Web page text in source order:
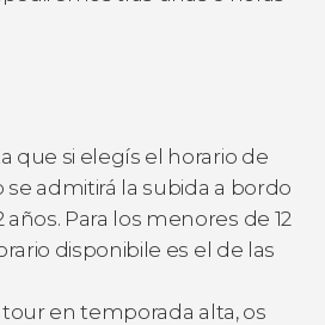
que si elegís el horario de
se admitirá la subida a bordo
años. Para los menores de 12
disponibile es el de las
tour en temporada alta, os